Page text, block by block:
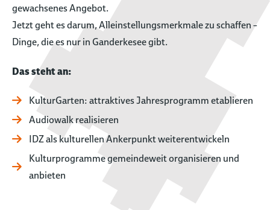
gewachsenes Angebot.
Jetzt geht es darum, Alleinstellungsmerkmale zu schaffen –
Dinge, die es nur in Ganderkesee gibt.
Das steht an:
KulturGarten: attraktives Jahresprogramm etablieren
Audiowalk realisieren
IDZ als kulturellen Ankerpunkt weiterentwickeln
Kulturprogramme gemeindeweit organisieren und
anbieten